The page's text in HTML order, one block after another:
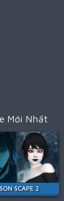
Mới Nhất
SCAPE 2